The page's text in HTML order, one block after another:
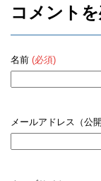
コメント
名前 (必須)
メールアドレス（公